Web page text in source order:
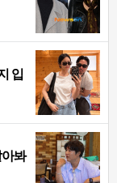
입
봐